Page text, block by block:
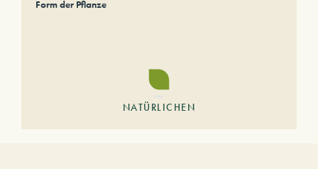
Form der Pflanze
NATÜRLICHEN